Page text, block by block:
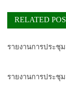
RELATED
รายงานการประชุ
รายงานการประชุ